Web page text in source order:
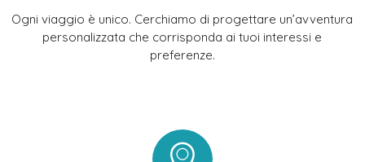
Ogni viaggio è unico. Cerchiamo di progettare un’avventura
personalizzata che corrisponda ai tuoi interessi e
preferenze.